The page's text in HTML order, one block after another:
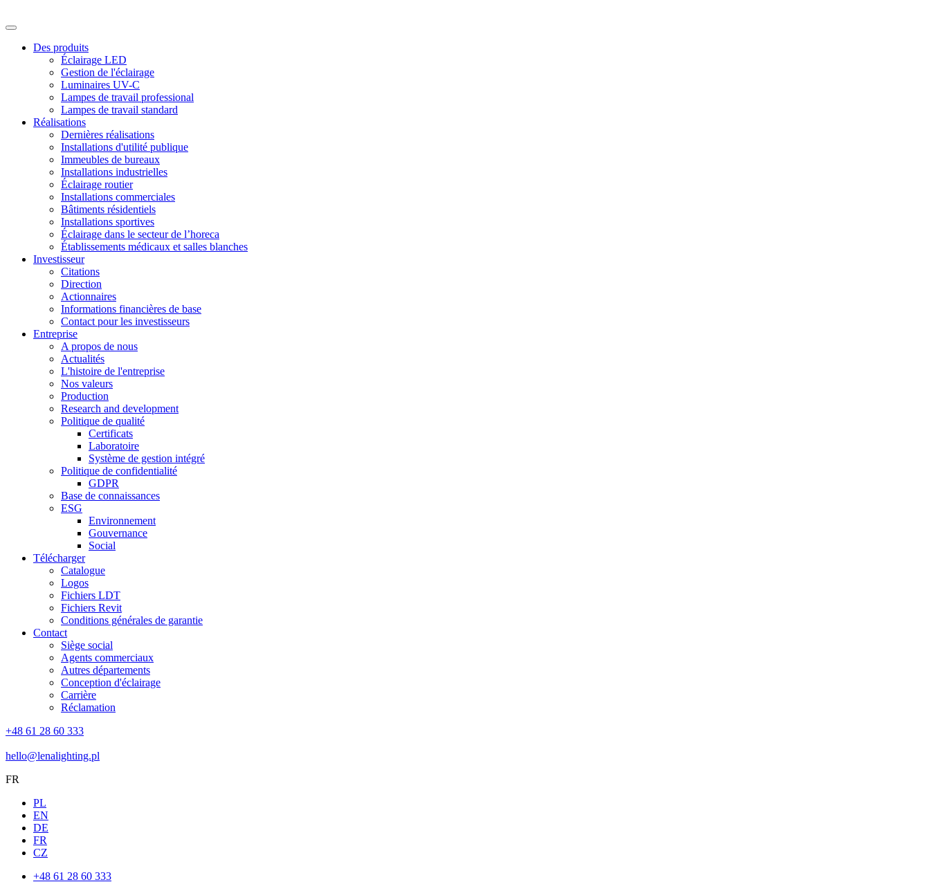
Des produits
Éclairage LED
Gestion de l'éclairage
Luminaires UV-C
Lampes de travail professional
Lampes de travail standard
Réalisations
Dernières réalisations
Installations d'utilité publique
Immeubles de bureaux
Installations industrielles
Éclairage routier
Installations commerciales
Bâtiments résidentiels
Installations sportives
Éclairage dans le secteur de l’horeca
Établissements médicaux et salles blanches
Investisseur
Citations
Direction
Actionnaires
Informations financières de base
Contact pour les investisseurs
Entreprise
A propos de nous
Actualités
L'histoire de l'entreprise
Nos valeurs
Production
Research and development
Politique de qualité
Certificats
Laboratoire
Système de gestion intégré
Politique de confidentialité
GDPR
Base de connaissances
ESG
Environnement
Gouvernance
Social
Télécharger
Catalogue
Logos
Fichiers LDT
Fichiers Revit
Conditions générales de garantie
Contact
Siège social
Agents commerciaux
Autres départements
Conception d'éclairage
Carrière
Réclamation
+48 61 28 60 333
hello@lenalighting.pl
FR
PL
EN
DE
FR
CZ
+48 61 28 60 333